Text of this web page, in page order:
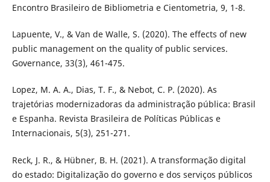
Encontro Brasileiro de Bibliometria e Cientometria, 9, 1-8.
Lapuente, V., & Van de Walle, S. (2020). The effects of new
public management on the quality of public services.
Governance, 33(3), 461-475.
Lopez, M. A. A., Dias, T. F., & Nebot, C. P. (2020). As
trajetórias modernizadoras da administração pública: Brasil
e Espanha. Revista Brasileira de Políticas Públicas e
Internacionais, 5(3), 251-271.
Reck, J. R., & Hübner, B. H. (2021). A transformação digital
do estado: Digitalização do governo e dos serviços públicos